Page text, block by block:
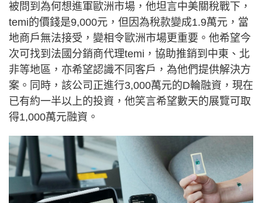
被問到為何想進軍歐洲市場，他坦言中美關稅戰下，
temi的價錢是9,000元，但因為稅款變成1.9萬元，當
地商戶無法接受，變相令歐洲市場更重要。他希望今
次可找到法國分銷商代理temi，協助推銷到中東、北
非等地區，亦希望認識不同客戶，為他們提供解決方
案。同時，該公司正進行3,000萬元的D輪融資，現在
已有約一半以上的投資，他笑言希望數天的展覽可取
得1,000萬元融資。